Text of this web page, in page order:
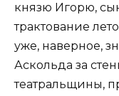
князю Игорю,
трактование
уже, наверное,
Аскольда за
театральщины,